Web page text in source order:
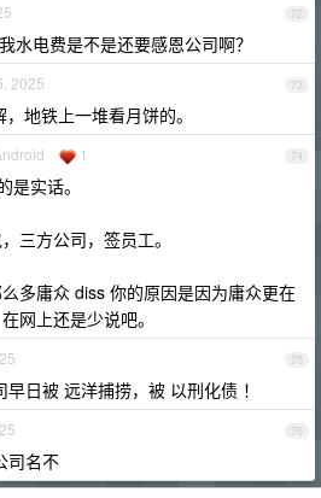
72
水电费是不是还要感恩公司啊？
73
2025
地铁上一堆看月饼的。
74
1
是实话。
三方公司，签员工。
多庸众 diss 你的原因是因为庸众更在
网上还是少说吧。
75
日被 远洋捕捞，被 以刑化债 ！
76
司名不